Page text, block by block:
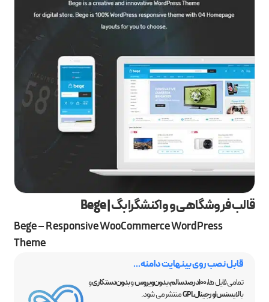
قالب فروشگاهی و واکنشگرا بگ | Bege
Bege – Responsive WooCommerce WordPress
Theme
قابل نصب روی بینهایت دامنه...
تمامی فایل ها،100 درصد سالم ،بدون ویروسوبدون دستکاریو
بالایسنس اورجینال GPL
منتشر می شود.